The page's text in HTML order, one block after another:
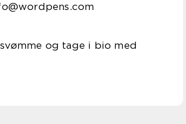
og tage i bio med